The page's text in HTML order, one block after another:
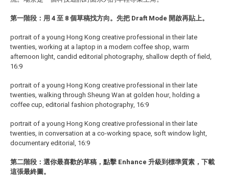
第一階段：用 4 至 8 個草稿找方向。先把 Draft Mode 開啟再貼上。
portrait of a young Hong Kong creative professional in their late
twenties, working at a laptop in a modern coffee shop, warm
afternoon light, candid editorial photography, shallow depth of field,
16:9
portrait of a young Hong Kong creative professional in their late
twenties, walking through Sheung Wan at golden hour, holding a
coffee cup, editorial fashion photography, 16:9
portrait of a young Hong Kong creative professional in their late
twenties, in conversation at a co-working space, soft window light,
documentary editorial, 16:9
第二階段：選你最喜歡的草稿，點擊 Enhance 升級到標準質素，下載
這張最終圖。